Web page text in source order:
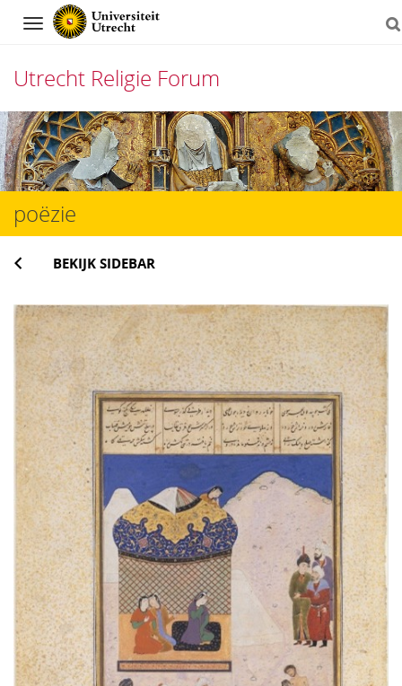
Navigation
Utrecht Religie Forum
Direct
naar
het
inhoud
poëzie
BEKIJK SIDEBAR